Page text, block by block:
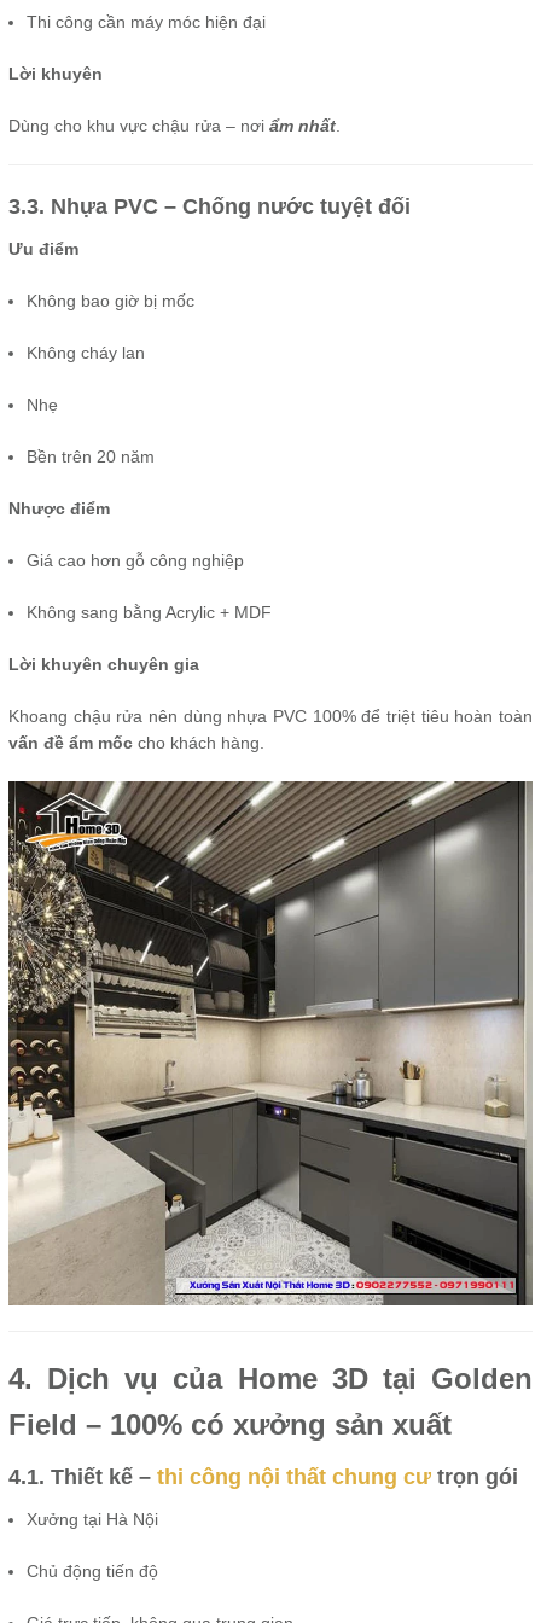
Thi công cần máy móc hiện đại
Lời khuyên
Dùng cho khu vực chậu rửa – nơi ẩm nhất
3.3. Nhựa PVC – Chống nước tuyệt đối
Ưu điểm
Không bao giờ bị mốc
Không cháy lan
Nhẹ
Bền trên 20 năm
Nhược điểm
Giá cao hơn gỗ công nghiệp
Không sang bằng Acrylic + MDF
Lời khuyên chuyên gia
Khoang chậu rửa nên dùng nhựa PVC 100% để triệt tiêu hoàn toàn
vấn đề ẩm mốc cho khách hàng.
4. Dịch vụ của Home 3D tại Golden
Field – 100% có xưởng sản xuất
4.1. Thiết kế – thi công nội thất chung cư trọn gói
Xưởng tại Hà Nội
Chủ động tiến độ